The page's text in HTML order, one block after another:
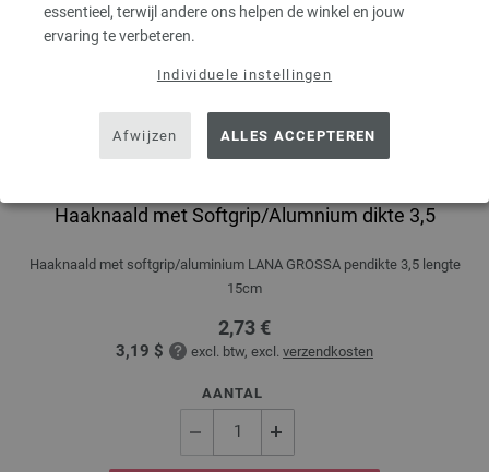
essentieel, terwijl andere ons helpen de winkel en jouw
ervaring te verbeteren.
Individuele instellingen
Afwijzen ALLES ACCEPTEREN
Haaknaald met Softgrip/Alumnium dikte 3,5
Haaknaald met softgrip/aluminium LANA GROSSA pendikte 3,5 lengte
15cm
2,73 €
3,19 $ excl. btw, excl. verzendkosten
AANTAL